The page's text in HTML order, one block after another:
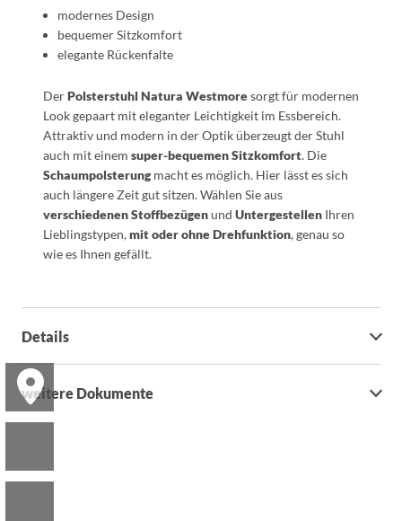
modernes Design
bequemer Sitzkomfort
elegante Rückenfalte
DerPolsterstuhl Natura Westmoresorgt für modernen
Look gepaart mit eleganter Leichtigkeit im Essbereich.
Attraktiv und modern in der Optik überzeugt der Stuhl
auch mit einem super-bequemen Sitzkomfort. Die
Schaumpolsterungmacht es möglich. Hier lässt es sich
auch längere Zeit gut sitzen. Wählen Sie aus
verschiedenen Stoffbezügenund Untergestellen Ihren
Lieblingstypen,mit oder ohne Drehfunktion, genau so
wie es Ihnen gefällt.
Details
weitere Dokumente